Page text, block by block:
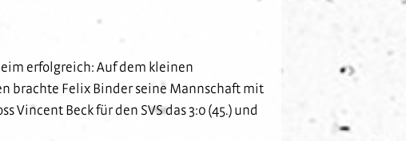
erfolgreich: Auf dem kleinen
brachte Felix Binder seine Mannschaft mit
Vincent Beck für den SVS das 3:0 (45.) und